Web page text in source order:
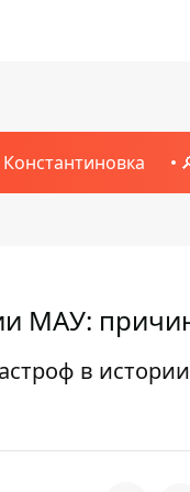
МАУ:
в истории